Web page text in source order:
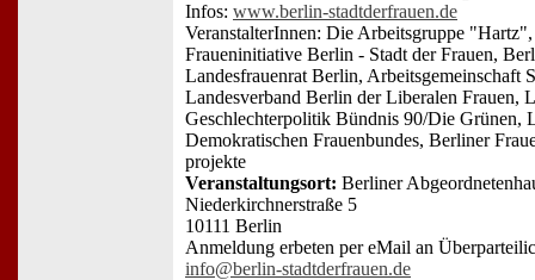
Infos: www.berlin-stadtderfrauen.de
VeranstalterInnen: Die Arbeitsgruppe
Fraueninitiative Berlin - Stadt der Frauen,
Landesfrauenrat Berlin, Arbeitsgemeinschaft
Landesverband Berlin der Liberalen Frauen,
Geschlechterpolitik Bündnis 90/Die Grünen,
Demokratischen Frauenbundes, Berliner
projekte
Veranstaltungsort: Berliner
Niederkirchnerstraße 5
10111 Berlin
Anmeldung erbeten per eMail an
info@berlin-stadtderfrauen.de